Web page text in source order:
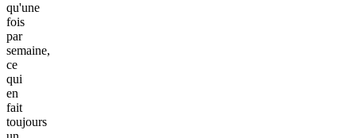
qu'une
fois
par
semaine,
ce
qui
en
fait
toujours